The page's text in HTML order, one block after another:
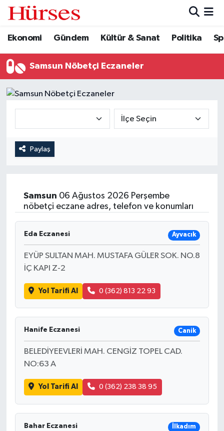
Ekonomi Gündem Kültür & Sanat Politika
Samsun Nöbetçi Eczaneler
Paylaş
Samsun 06 Ağustos 2026 Perşembe
nöbetçi eczane adres, telefon ve konumları
Eda Eczanesi Ayvacık
EYÜP SULTAN MAH. MUSTAFA GÜLER SOK. NO.8
İÇ KAPI Z-2
Yol Tarifi Al 0 (362) 813 22 93
Hanife Eczanesi Canik
BELEDİYEEVLERİ MAH. CENGİZ TOPEL CAD.
NO:63 A
Yol Tarifi Al 0 (362) 238 38 95
Bahar Eczanesi İlkadım
Ekonomi
Gündem
Kültür & Sanat
Spor
Hava Durumu
Trafik Durumu
Süper Lig Puan Durumu ve Fikstür
Son Dakika Haberleri